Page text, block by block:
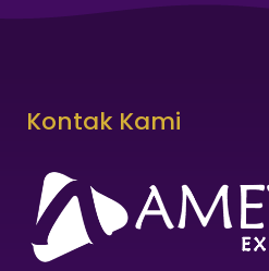
Kontak Kami